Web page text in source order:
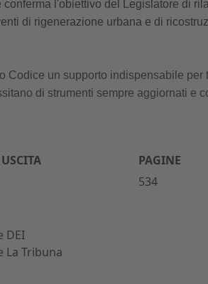
l'obiettivo del Legislatore di
di rigenerazione urbana e di
un supporto indispensabile per
di strumenti sempre aggiornati e
DEI
La Tribuna
PAGINE
534